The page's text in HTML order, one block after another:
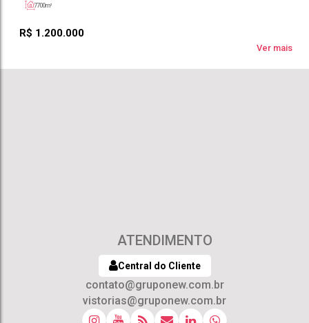
R$ 1.200.000
7700m²
Ver mais
ATENDIMENTO
Central do Cliente
contato@gruponew.com.br
vistorias@gruponew.com.br